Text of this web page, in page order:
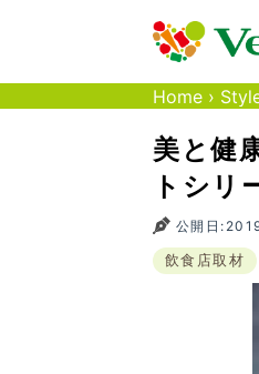
Home ›
美と健
トシリ
公開日
飲食店取材